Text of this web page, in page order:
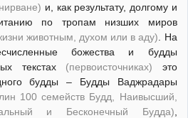
и, как результату, долгому и
по тропам низших миров
животным, духом или в аду) . На
божества и будды
текстах (первоисточниках) это
будды – Будды Ваджрадары
100 семейств Будд, Наивысший,
и Бесконечный Будда)